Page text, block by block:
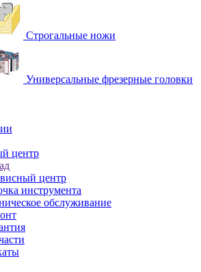
Строгальные ножи
Универсальные фрезерные головки
центр
центр
инструмента
обслуживание